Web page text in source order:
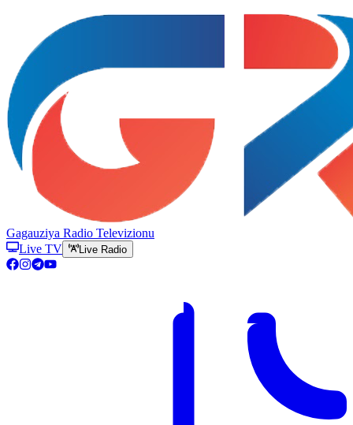
Gagauziya Radio Televizionu
Live TV
Live Radio